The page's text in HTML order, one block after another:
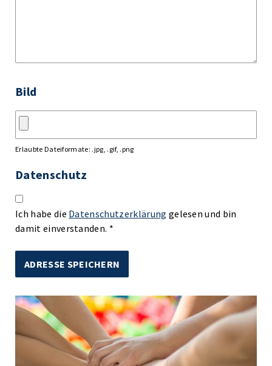
Bild
Erlaubte Dateiformate: .jpg, .gif, .png
Datenschutz
Ich habe die Datenschutzerklärung gelesen und bin
damit einverstanden. *